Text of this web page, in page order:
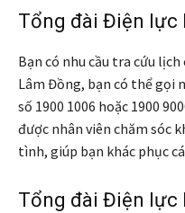
Tổng đài Điện lực
Bạn có nhu cầu tra cứu
Lâm Đồng, bạn có thể gọi
số 1900 1006 hoặc 1900
được nhân viên chăm sóc
tình, giúp bạn khác phục
Tổng đài Điện lực